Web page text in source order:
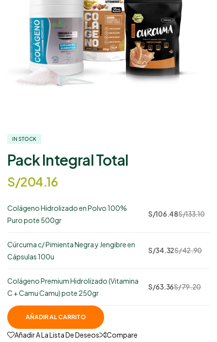
IN STOCK
Pack Integral Total
S/204.16
Colágeno Hidrolizado en Polvo 100%
Puro pote 500gr
S/133.10
S/106.48
78
Cúrcuma c/ Pimienta Negra y Jengibre en
Cápsulas 100u
S/42.90
S/34.32
115
Colágeno Premium Hidrolizado (Vitamina
C + Camu Camu) pote 250gr
S/79.20
S/63.36
66
AÑADIR AL CARRITO
Añadir A La Lista De Deseos Compare